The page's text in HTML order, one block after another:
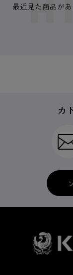
最近見た商品があ
カ